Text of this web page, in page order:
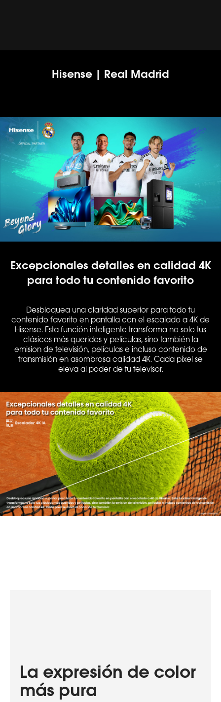
Hisense | Real Madrid
Excepcionales detalles en calidad 4K
para todo tu contenido favorito
Desbloquea una claridad superior para todo tu
contenido favorito en pantalla con el escalado a 4K de
Hisense. Esta función inteligente transforma no solo tus
clásicos más queridos y películas, sino también la
emision de televisión, películas e incluso contenido de
transmisión en asombrosa calidad 4K. Cada píxel se
eleva al poder de tu televisor.
La expresión de color
más pura